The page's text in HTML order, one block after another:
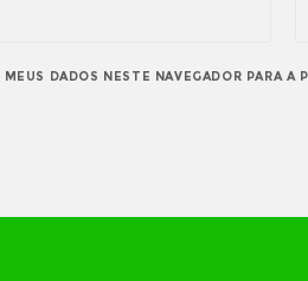
MEUS DADOS NESTE NAVEGADOR PARA A